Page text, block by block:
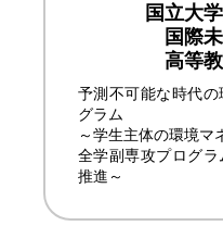
国立大
国際
高等
予測不可能な時代
グラム
～学生主体の環境マ
全学副専攻プログ
推進～